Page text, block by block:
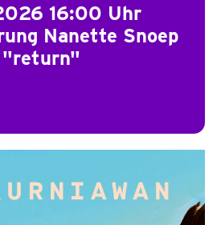
16:00 Uhr
Nanette Snoep
"return"